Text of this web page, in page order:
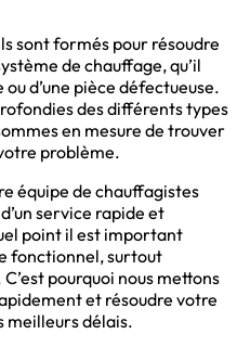
sont formés pour résoudre
de chauffage, qu’il
ou d’une pièce défectueuse.
des différents types
en mesure de trouver
problème.
équipe de chauffagistes
service rapide et
point il est important
fonctionnel, surtout
pourquoi nous mettons
et résoudre votre
meilleurs délais.